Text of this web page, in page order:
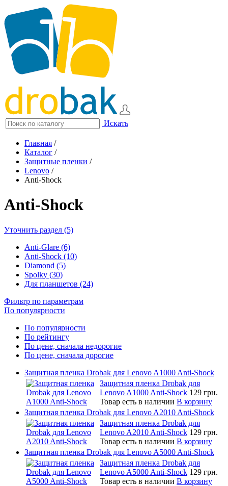
Искать
Главная /
Каталог /
Защитные пленки /
Lenovo /
Anti-Shock
Anti-Shock
Уточнить раздел (5)
Anti-Glare (6)
Anti-Shock (10)
Diamond (5)
Spolky (30)
Для планшетов (24)
Фильтр по параметрам
По популярности
По популярности
По рейтингу
По цене, сначала недорогие
По цене, сначала дорогие
Защитная пленка Drobak для Lenovo A1000 Anti-Shock
Защитная пленка Drobak для
Lenovo A1000 Anti-Shock 129 грн.
Товар есть в наличии В корзину
Защитная пленка Drobak для Lenovo A2010 Anti-Shock
Защитная пленка Drobak для
Lenovo A2010 Anti-Shock 129 грн.
Товар есть в наличии В корзину
Защитная пленка Drobak для Lenovo A5000 Anti-Shock
Защитная пленка Drobak для
Lenovo A5000 Anti-Shock 129 грн.
Товар есть в наличии В корзину